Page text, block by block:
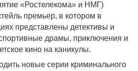
«Ростелекома» и НМГ)
премьер, в котором в
представлены детективы и
драмы, приключения и
кино на каникулы.
новые серии криминального